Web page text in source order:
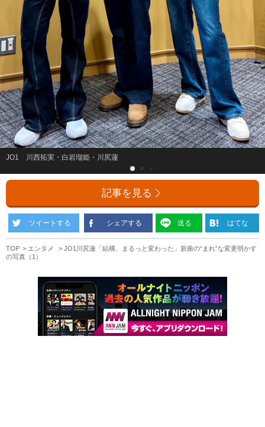
JO1 川西拓実・白岩瑠姫・川尻蓮
記事を見る
ツイートする シェアする 送る はてな
TOP エンタメ
JO1川尻蓮「結構、まるっと変わった」新曲の“まれ”な変更明かす
の写真（1）